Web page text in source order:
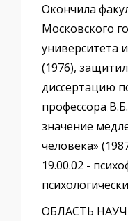
Окончила
Московского
университета
(1976),
диссертацию
профессора
значение
человека»
19.00.02 -
ОБЛАСТЬ